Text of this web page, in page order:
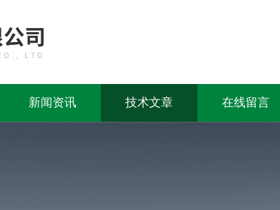
新闻资讯 技术文章 在线留言